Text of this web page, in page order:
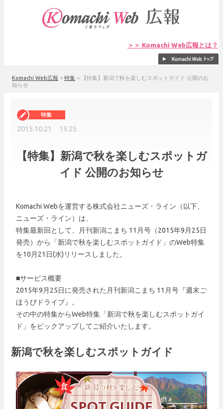
＞＞ Komachi Web広報とは？
Komachi Web広報 > 特集 >
【特集】新潟で秋を楽しむスポットガイド 公開のお
知らせ
2015.10.21 15:25
【特集】新潟で秋を楽しむスポットガ
イド 公開のお知らせ
Komachi Webを運営する株式会社ニューズ・ライン（以下、
ニューズ・ライン）は、
特集最新回として、月刊新潟こまち 11月号（2015年9月25日
発売）から「新潟で秋を楽しむスポットガイド」のWeb特集
を10月21日(水)リリースしました。
■サービス概要
2015年9月25日に発売された月刊新潟こまち 11月号『週末ご
ほうびドライブ』。
その中の特集からWeb特集「新潟で秋を楽しむスポットガイ
ド」をピックアップしてご紹介いたします。
新潟で秋を楽しむスポットガイド